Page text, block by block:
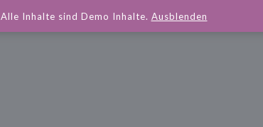
Alle Inhalte sind Demo Inhalte. Ausblenden